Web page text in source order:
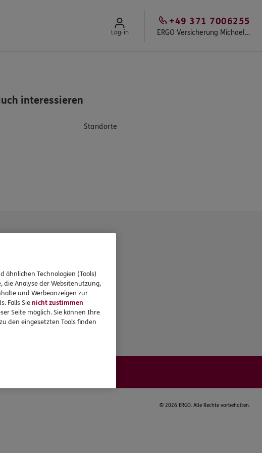
Log-in ERGO Versicherung Michael Rost
+49 371 7006255
interessieren
Standorte
© 2026 ERGO. Alle Rechte vorbehalten.
ähnlichen Technologien (Tools)
die Analyse der Websitenutzung,
und Werbeanzeigen zur
Falls Sienicht zustimmen
Seite möglich. Sie können Ihre
den eingesetzten Tools finden